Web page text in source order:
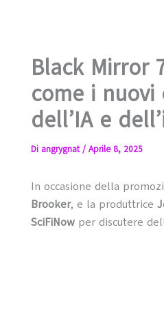
Black Mirror
come i
dell’IA e
Di angrygnat/ Aprile 8, 2025
In occasione della
Brooker, e la produttrice
SciFiNow per discutere